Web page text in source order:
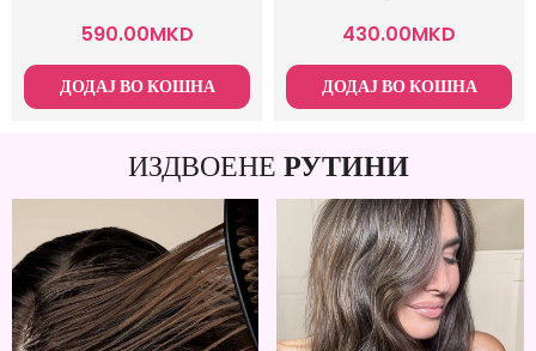
590.00MKD
ДОДАЈ ВО КОШНА
430.00MKD
ДОДАЈ ВО КОШНА
ИЗДВОЕНЕ РУТИНИ